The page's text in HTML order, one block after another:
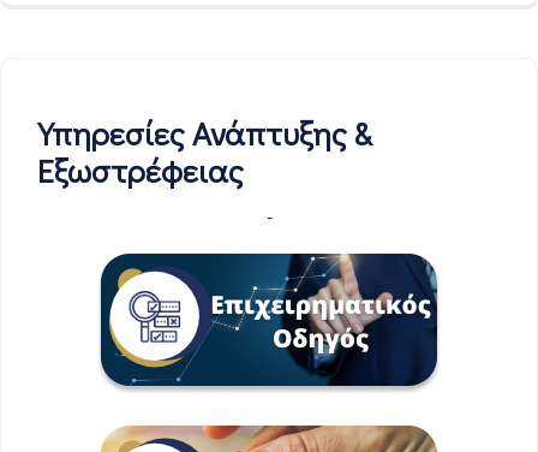
Υπηρεσίες Ανάπτυξης &
Εξωστρέφειας
-